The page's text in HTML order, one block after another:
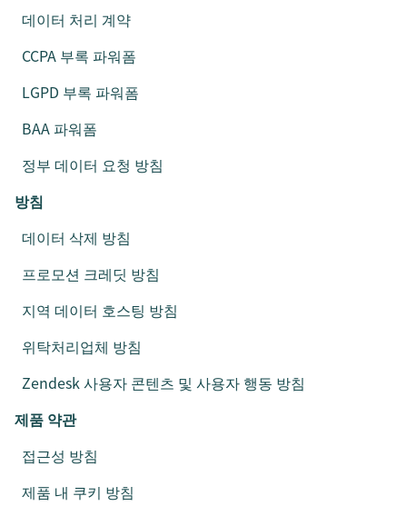
데이터 처리 계약
CCPA 부록 파워폼
LGPD 부록 파워폼
BAA 파워폼
정부 데이터 요청 방침
방침
데이터 삭제 방침
프로모션 크레딧 방침
지역 데이터 호스팅 방침
위탁처리업체 방침
Zendesk 사용자 콘텐츠 및 사용자 행동 방침
제품 약관
접근성 방침
제품 내 쿠키 방침